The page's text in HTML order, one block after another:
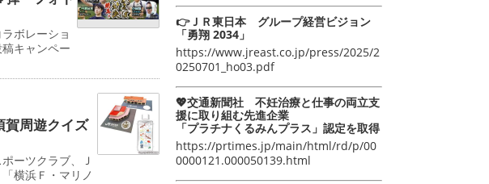
ボレーショ
キャンペー
周遊クイズ
ーツクラブ、Ｊ
横浜Ｆ・マリノ
👉ＪＲ東日本 グループ経営ビジョン
「勇翔 2034」
https://www.jreast.co.jp/press/2025/2
0250701_ho03.pdf
💖交通新聞社 不妊治療と仕事の両立支
援に取り組む先進企業
「プラチナくるみんプラス」認定を取得
https://prtimes.jp/main/html/rd/p/00
0000121.000050139.html